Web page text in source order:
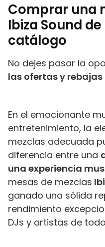
Comprar una
Ibiza Sound
catálogo
No dejes pasar la
las ofertas y rebajas
En el emocionante
entretenimiento, la
mezclas adecuada
diferencia entre una
una experiencia
mesas de mezclas
ganado una sólida
rendimiento
DJs y artistas de